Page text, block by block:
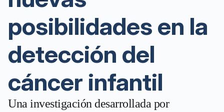
posibilidades en la
detección del
cáncer infantil
Una investigación desarrollada por